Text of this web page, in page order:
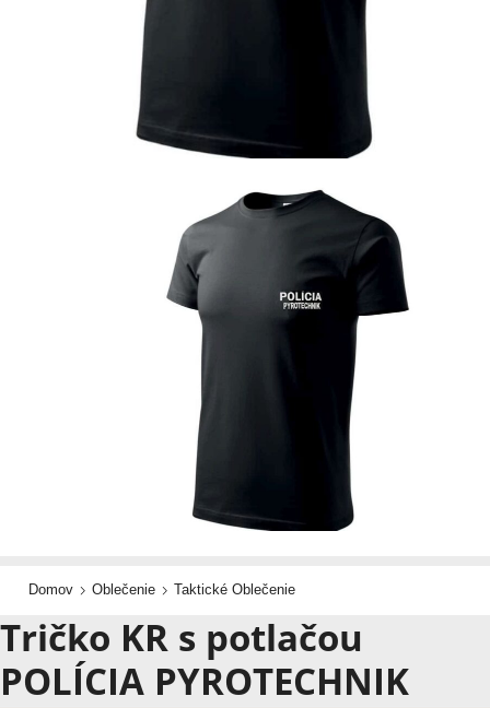
Domov Oblečenie Taktické Oblečenie
Tričko KR s potlačou
POLÍCIA PYROTECHNIK